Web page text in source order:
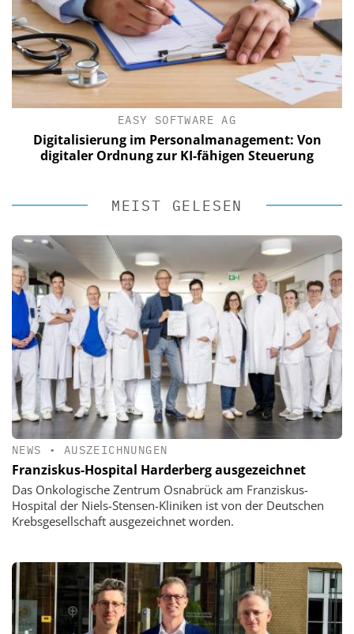
EASY SOFTWARE AG
Digitalisierung im Personalmanagement: Von
digitaler Ordnung zur KI-fähigen Steuerung
MEIST GELESEN
NEWS • AUSZEICHNUNGEN
Franziskus-Hospital Harderberg ausgezeichnet
Das Onkologische Zentrum Osnabrück am Franziskus-
Hospital der Niels-Stensen-Kliniken ist von der Deutschen
Krebsgesellschaft ausgezeichnet worden.